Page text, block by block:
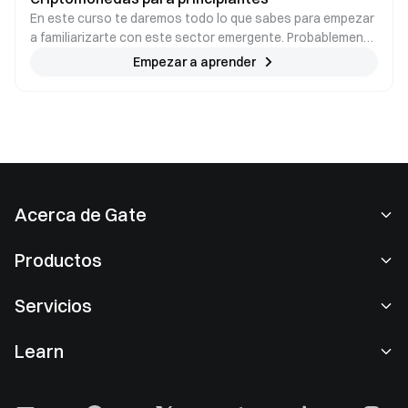
En este curso te daremos todo lo que sabes para empezar
a familiarizarte con este sector emergente. Probablemente
haya oído hablar de términos como Bitcoin, Ethereum,
Empezar a aprender
Acerca de Gate
Sala de prensa
Productos
Trading de spot
Servicios
Learn